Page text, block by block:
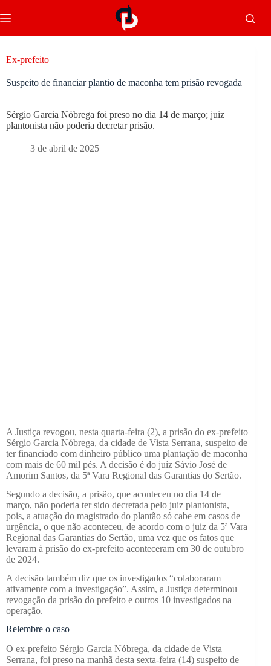
Ex-prefeito
Suspeito de financiar plantio de maconha tem prisão revogada
Sérgio Garcia Nóbrega foi preso no dia 14 de março; juiz
plantonista não poderia decretar prisão.
3 de abril de 2025
A Justiça revogou, nesta quarta-feira (2), a prisão do ex-prefeito
Sérgio Garcia Nóbrega, da cidade de Vista Serrana, suspeito de
ter financiado com dinheiro público uma plantação de maconha
com mais de 60 mil pés. A decisão é do juíz Sávio José de
Amorim Santos, da 5ª Vara Regional das Garantias do Sertão.
Segundo a decisão, a prisão, que aconteceu no dia 14 de
março, não poderia ter sido decretada pelo juiz plantonista,
pois, a atuação do magistrado do plantão só cabe em casos de
urgência, o que não aconteceu, de acordo com o juiz da 5ª Vara
Regional das Garantias do Sertão, uma vez que os fatos que
levaram à prisão do ex-prefeito aconteceram em 30 de outubro
de 2024.
A decisão também diz que os investigados “colaboraram
ativamente com a investigação”. Assim, a Justiça determinou
revogação da prisão do prefeito e outros 10 investigados na
operação.
Relembre o caso
O ex-prefeito Sérgio Garcia Nóbrega, da cidade de Vista
Serrana, foi preso na manhã desta sexta-feira (14) suspeito de